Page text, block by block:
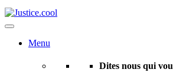
Menu
Dites nous qui